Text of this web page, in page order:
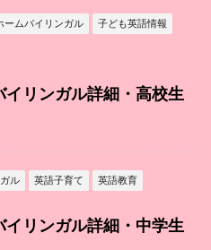
ームバイリンガル 子ども英語情報
イリンガル詳細・高校生
ル 英語子育て 英語教育
イリンガル詳細・中学生